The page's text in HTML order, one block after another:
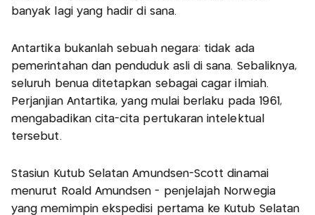
banyak lagi yang hadir di sana.
Antartika bukanlah sebuah negara: tidak ada
pemerintahan dan penduduk asli di sana. Sebaliknya,
seluruh benua ditetapkan sebagai cagar ilmiah.
Perjanjian Antartika, yang mulai berlaku pada 1961,
mengabadikan cita-cita pertukaran intelektual
tersebut.
Stasiun Kutub Selatan Amundsen-Scott dinamai
menurut Roald Amundsen - penjelajah Norwegia
yang memimpin ekspedisi pertama ke Kutub Selatan